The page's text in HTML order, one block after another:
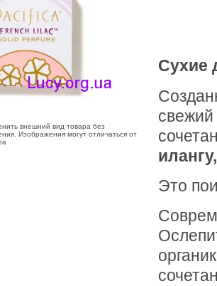
внешний вид товара без
Изображения могут отличаться от
Сухие
Это